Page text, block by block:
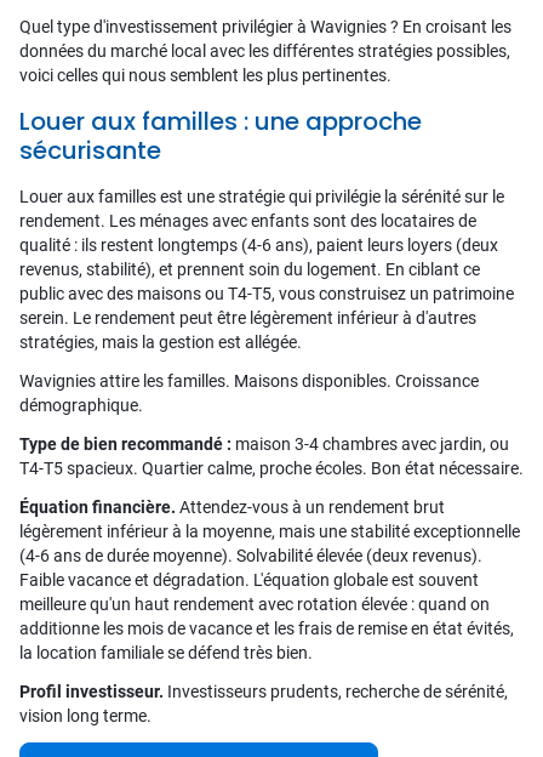
Quel type d'investissement privilégier à Wavignies ? En croisant les
données du marché local avec les différentes stratégies possibles,
voici celles qui nous semblent les plus pertinentes.
Louer aux familles : une approche
sécurisante
Louer aux familles est une stratégie qui privilégie la sérénité sur le
rendement. Les ménages avec enfants sont des locataires de
qualité : ils restent longtemps (4-6 ans), paient leurs loyers (deux
revenus, stabilité), et prennent soin du logement. En ciblant ce
public avec des maisons ou T4-T5, vous construisez un patrimoine
serein. Le rendement peut être légèrement inférieur à d'autres
stratégies, mais la gestion est allégée.
Wavignies attire les familles. Maisons disponibles. Croissance
démographique.
Type de bien recommandé : maison 3-4 chambres avec jardin, ou
T4-T5 spacieux. Quartier calme, proche écoles. Bon état nécessaire.
Équation financière. Attendez-vous à un rendement brut
légèrement inférieur à la moyenne, mais une stabilité exceptionnelle
(4-6 ans de durée moyenne). Solvabilité élevée (deux revenus).
Faible vacance et dégradation. L'équation globale est souvent
meilleure qu'un haut rendement avec rotation élevée : quand on
additionne les mois de vacance et les frais de remise en état évités,
la location familiale se défend très bien.
Profil investisseur. Investisseurs prudents, recherche de sérénité,
vision long terme.